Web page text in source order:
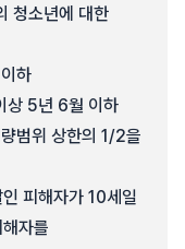
청소년에 대한
하
상 5년 6월 이하
범위 상한의 1/2을
피해자가 10세일
자를